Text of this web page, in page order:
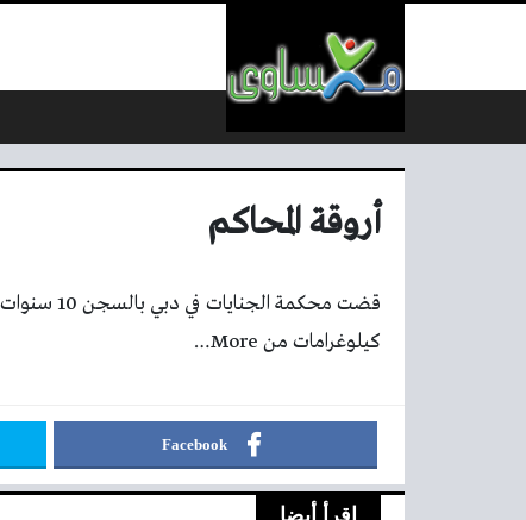
أروقة المحاكم
كيلوغرامات من More…
Facebook
اقرأ أيضا